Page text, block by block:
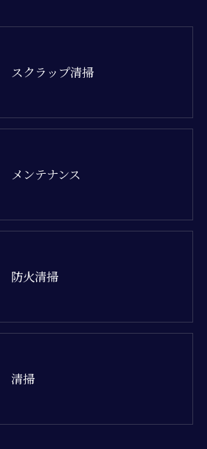
スクラップ清掃
メンテナンス
防火清掃
清掃